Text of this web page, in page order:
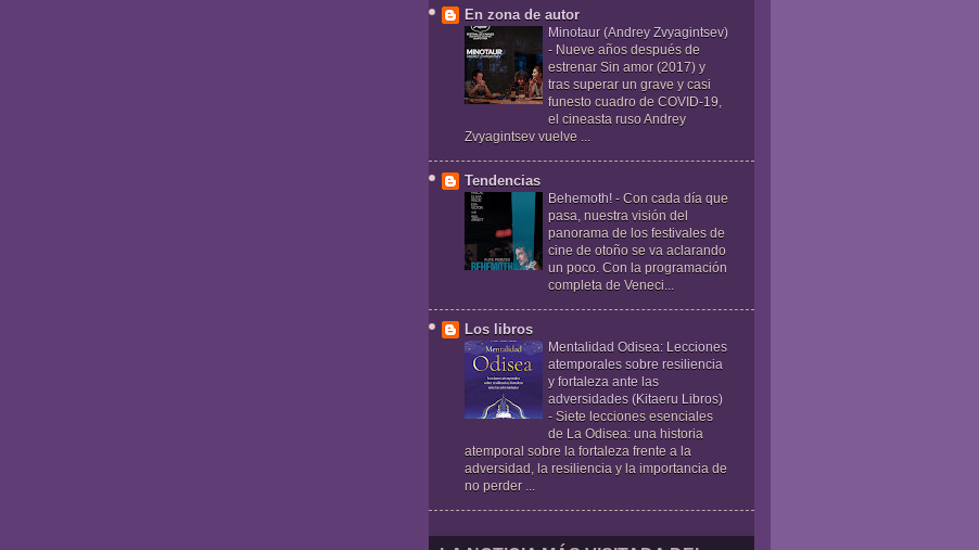
En zona de autor
Minotaur (Andrey Zvyagintsev)
- Nueve años después de
estrenar Sin amor (2017) y
tras superar un grave y casi
funesto cuadro de COVID-19,
el cineasta ruso Andrey
Zvyagintsev vuelve ...
Tendencias
Behemoth! - Con cada día que
pasa, nuestra visión del
panorama de los festivales de
cine de otoño se va aclarando
un poco. Con la programación
completa de Veneci...
Los libros
Mentalidad Odisea: Lecciones
atemporales sobre resiliencia
y fortaleza ante las
adversidades (Kitaeru Libros)
- Siete lecciones esenciales
de La Odisea: una historia
atemporal sobre la fortaleza frente a la
adversidad, la resiliencia y la importancia de
no perder ...